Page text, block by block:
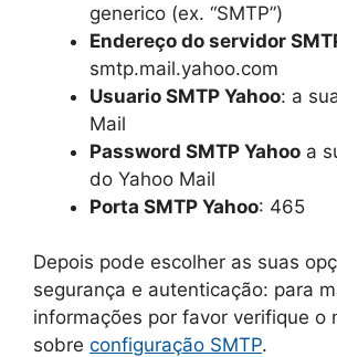
generico (ex. “SMTP”)
Endereço do servidor
smtp.mail.yahoo.com
Usuario SMTP Yahoo: a
Mail
Password SMTP Yahoo a
do Yahoo Mail
Porta SMTP Yahoo: 465
Depois pode escolher as suas
segurança e autenticação: para
informações por favor verifique o
sobre configuração SMTP.